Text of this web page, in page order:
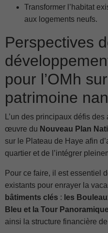
Transformer l’habitat
aux logements neufs.
Perspectives
pour l’OMh
patrimoine
L’un des principaux défis
œuvre du Nouveau Plan
sur le Plateau de Haye afin
quartier et de l’intégrer
Pour ce faire, il est essentiel
existants pour enrayer la
bâtiments clés : les
Bleu et la Tour
ainsi la structure financière de